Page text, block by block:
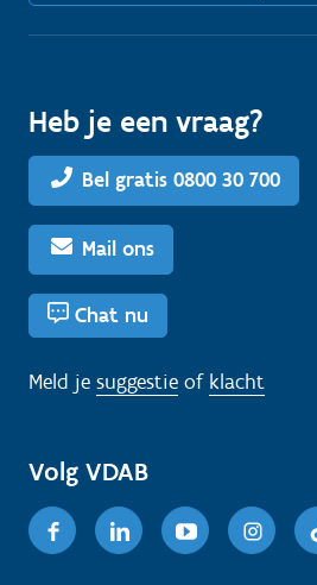
Heb je een vraag?
Bel gratis 0800 30 700
Mail ons
Chat nu
Meld je suggestie of klacht
Volg VDAB
FacebookLinkedin